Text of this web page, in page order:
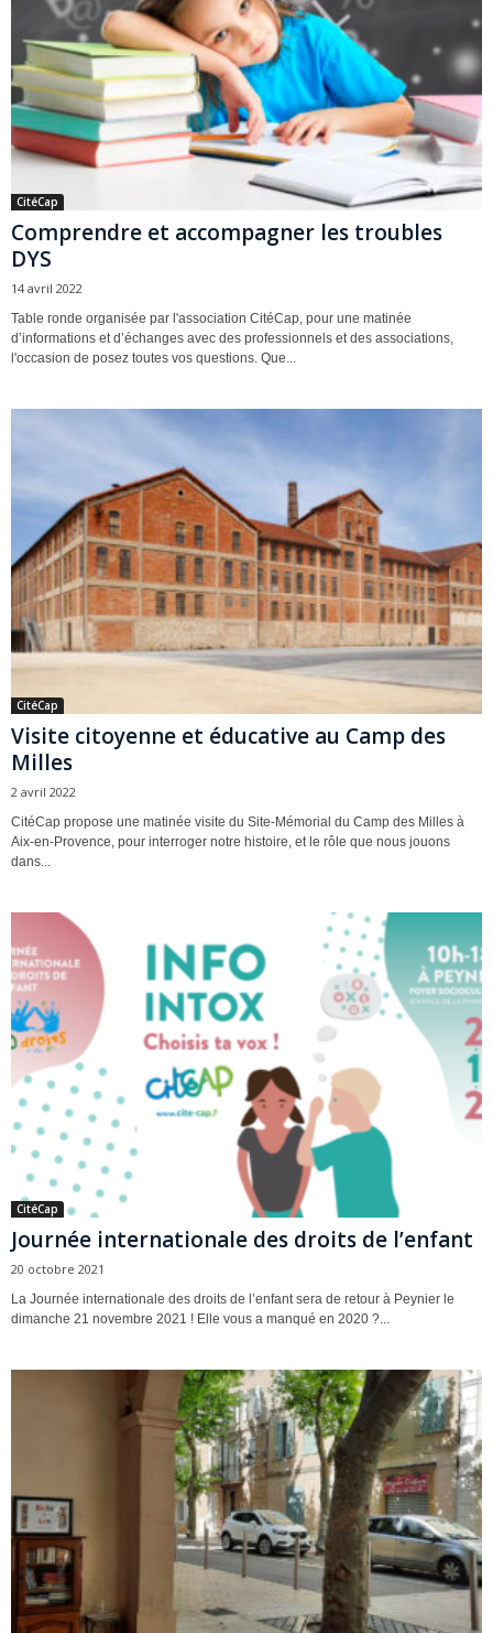
CitéCap
Comprendre et accompagner les troubles
DYS
14 avril 2022
Table ronde organisée par l'association CitéCap, pour une matinée
d’informations et d’échanges avec des professionnels et des associations,
l'occasion de posez toutes vos questions. Que...
CitéCap
Visite citoyenne et éducative au Camp des
Milles
2 avril 2022
CitéCap propose une matinée visite du Site-Mémorial du Camp des Milles à
Aix-en-Provence, pour interroger notre histoire, et le rôle que nous jouons
dans...
CitéCap
Journée internationale des droits de l’enfant
20 octobre 2021
La Journée internationale des droits de l’enfant sera de retour à Peynier le
dimanche 21 novembre 2021 ! Elle vous a manqué en 2020 ?...